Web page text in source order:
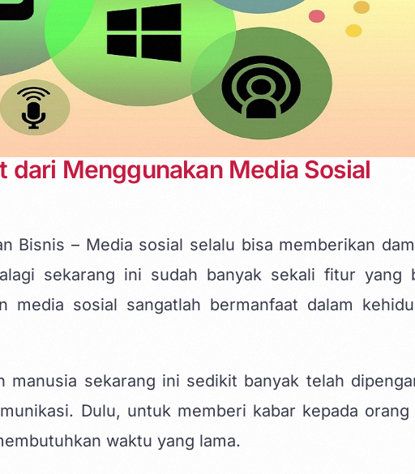
dari Menggunakan Media Sosial
Bisnis – Media sosial selalu bisa memberikan
sekarang ini sudah banyak sekali fitur yang
media sosial sangatlah bermanfaat dalam
manusia sekarang ini sedikit banyak telah
Dulu, untuk memberi kabar kepada orang
waktu yang lama.